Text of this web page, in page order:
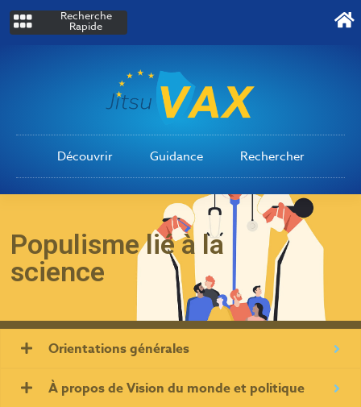
Recherche
Rapide
Découvrir Guidance Rechercher
Populisme lié à la
science
Orientations générales
À propos de Vision du monde et politique